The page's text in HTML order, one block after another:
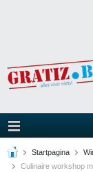
Startpagina
Culinaire workshop